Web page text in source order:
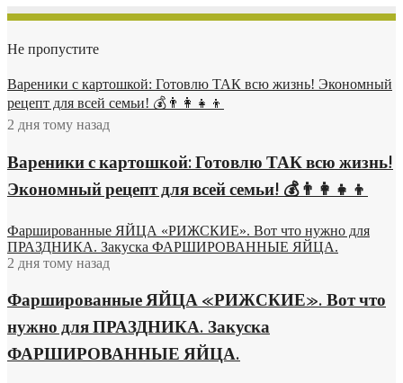
Не пропустите
Вареники с картошкой: Готовлю ТАК всю жизнь! Экономный
рецепт для всей семьи! 💰👨👩👧👦
2 дня тому назад
Вареники с картошкой: Готовлю ТАК всю жизнь!
Экономный рецепт для всей семьи! 💰👨👩👧👦
Фаршированные ЯЙЦА «РИЖСКИЕ». Вот что нужно для
ПРАЗДНИКА. Закуска ФАРШИРОВАННЫЕ ЯЙЦА.
2 дня тому назад
Фаршированные ЯЙЦА «РИЖСКИЕ». Вот что
нужно для ПРАЗДНИКА. Закуска
ФАРШИРОВАННЫЕ ЯЙЦА.